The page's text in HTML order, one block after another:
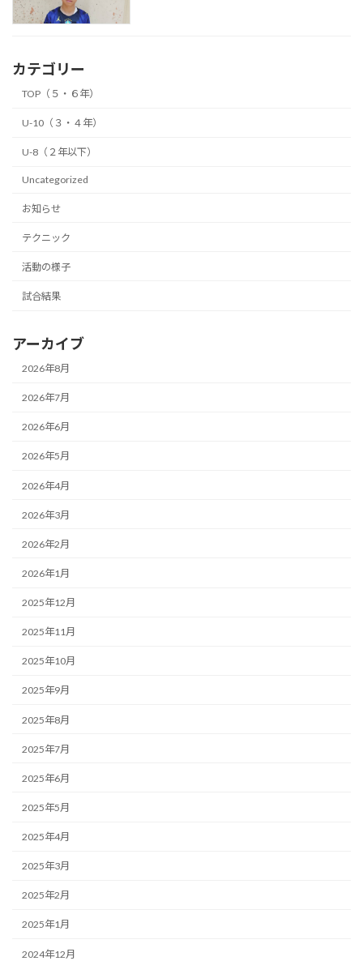
カテゴリー
TOP（５・６年）
U-10（３・４年）
U-8（２年以下）
Uncategorized
お知らせ
テクニック
活動の様子
試合結果
アーカイブ
2026年8月
2026年7月
2026年6月
2026年5月
2026年4月
2026年3月
2026年2月
2026年1月
2025年12月
2025年11月
2025年10月
2025年9月
2025年8月
2025年7月
2025年6月
2025年5月
2025年4月
2025年3月
2025年2月
2025年1月
2024年12月